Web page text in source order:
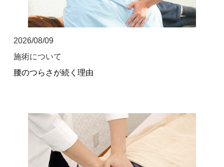
骨盤矯正
猫背矯正・姿勢改善
自律神経失調症
お客様の声
お問い合わせ
2026/08/09
施術について
腰のつらさが続く理由